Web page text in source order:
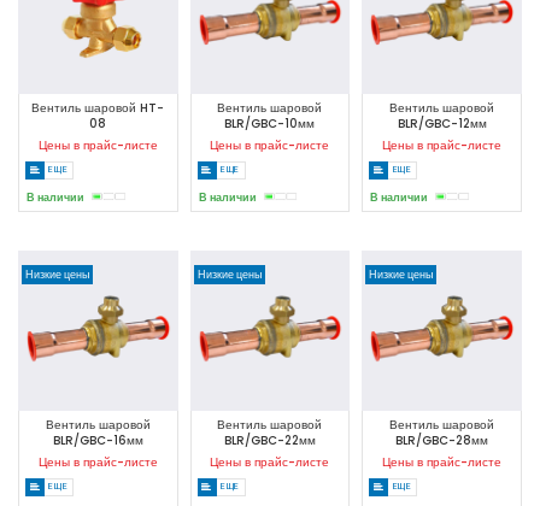
Вентиль шаровой HT-
08
Цены в прайс-листе
ЕЩЕ
В наличии
Вентиль шаровой
BLR/GBC-10мм
Цены в прайс-листе
ЕЩЕ
В наличии
Вентиль шаровой
BLR/GBC-12мм
Цены в прайс-листе
ЕЩЕ
В наличии
Низкие цены
Вентиль шаровой
BLR/GBC-16мм
Цены в прайс-листе
ЕЩЕ
Низкие цены
Вентиль шаровой
BLR/GBC-22мм
Цены в прайс-листе
ЕЩЕ
Низкие цены
Вентиль шаровой
BLR/GBC-28мм
Цены в прайс-листе
ЕЩЕ